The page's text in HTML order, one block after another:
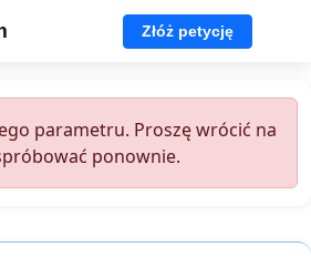
Złóż petycję
parametru. Proszę wrócić na
ponownie.